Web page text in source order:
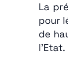
La
pour
de
l’Etat.